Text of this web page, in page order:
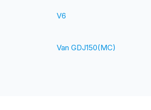
V6
Van GDJ150(MC)